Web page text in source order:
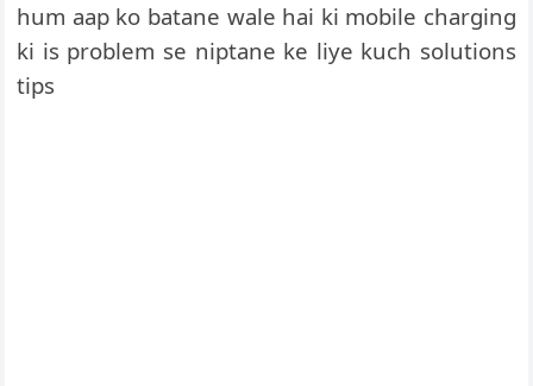
hum aap ko batane wale hai ki mobile charging
ki is problem se niptane ke liye kuch solutions
tips